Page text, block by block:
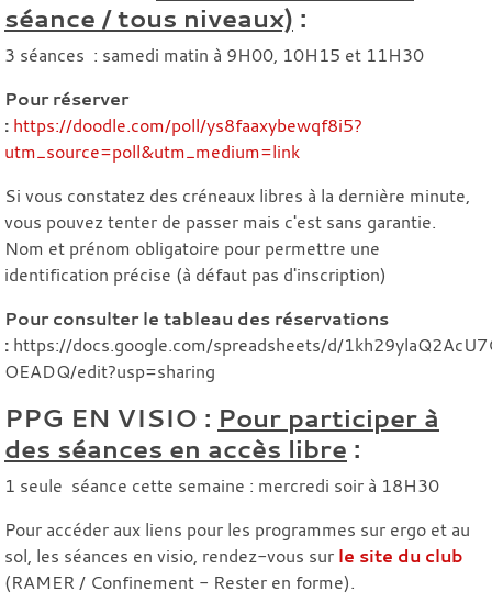
séance / tous niveaux) :
3 séances : samedi matin à 9H00, 10H15 et 11H30
Pour réserver
: https://doodle.com/poll/ys8faaxybewqf8i5?
utm_source=poll&utm_medium=link
Si vous constatez des créneaux libres à la dernière minute,
vous pouvez tenter de passer mais c'est sans garantie.
Nom et prénom obligatoire pour permettre une
identification précise (à défaut pas d'inscription)
Pour consulter le tableau des réservations
: https://docs.google.com/spreadsheets/d/
OEADQ/edit?usp=sharing
PPG EN VISIO : Pour participer à
des séances en accès libre :
1 seule séance cette semaine : mercredi soir à 18H30
Pour accéder aux liens pour les programmes sur ergo et au
sol, les séances en visio, rendez-vous sur le site du club
(RAMER / Confinement - Rester en forme).